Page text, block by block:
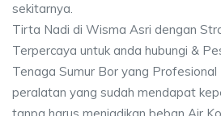
sekitarnya.
Tirta Nadi di Wisma Asri dengan
Terpercaya untuk anda hubungi &
Tenaga Sumur Bor yang Profesional
peralatan yang sudah mendapat